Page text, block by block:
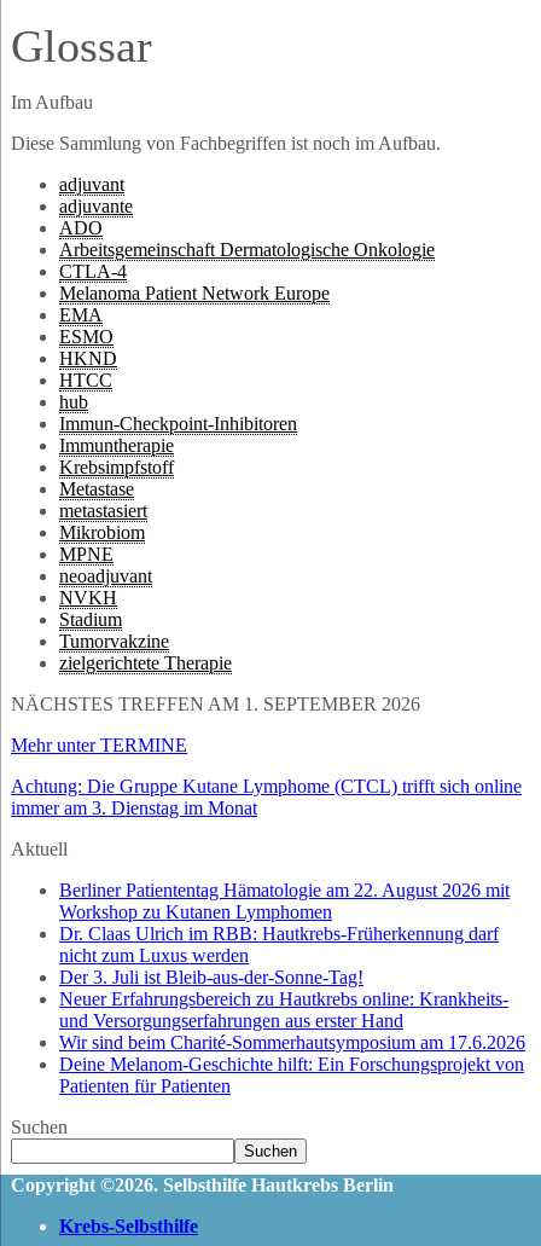
Glossar
Im Aufbau
Diese Sammlung von Fachbegriffen ist noch im Aufbau.
adjuvant
adjuvante
ADO
Arbeitsgemeinschaft Dermatologische Onkologie
CTLA-4
Melanoma Patient Network Europe
EMA
ESMO
HKND
HTCC
hub
Immun-Checkpoint-Inhibitoren
Immuntherapie
Krebsimpfstoff
Metastase
metastasiert
Mikrobiom
MPNE
neoadjuvant
NVKH
Stadium
Tumorvakzine
zielgerichtete Therapie
NÄCHSTES TREFFEN AM 1. SEPTEMBER 2026
Mehr unter TERMINE
Achtung: Die Gruppe Kutane Lymphome (CTCL) trifft sich online
immer am 3. Dienstag im Monat
Aktuell
Berliner Patiententag Hämatologie am 22. August 2026 mit
Workshop zu Kutanen Lymphomen
Dr. Claas Ulrich im RBB: Hautkrebs-Früherkennung darf
nicht zum Luxus werden
Der 3. Juli ist Bleib-aus-der-Sonne-Tag!
Neuer Erfahrungsbereich zu Hautkrebs online: Krankheits-
und Versorgungserfahrungen aus erster Hand
Wir sind beim Charité-Sommerhautsymposium am 17.6.2026
Deine Melanom-Geschichte hilft: Ein Forschungsprojekt von
Patienten für Patienten
Suchen
Suchen
Copyright ©2026. Selbsthilfe Hautkrebs Berlin
Krebs-Selbsthilfe